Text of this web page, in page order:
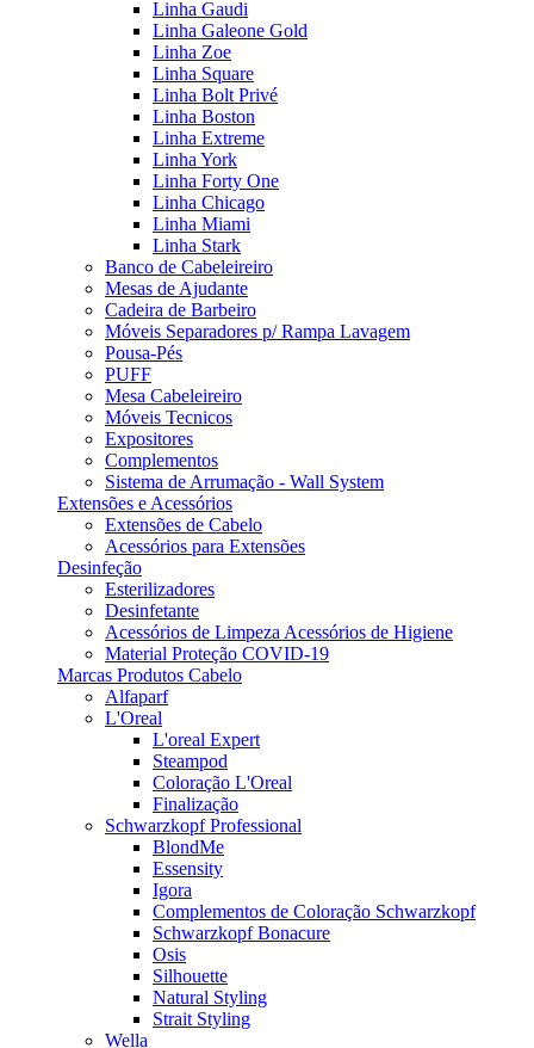
Linha Gaudi
Linha Galeone Gold
Linha Zoe
Linha Square
Linha Bolt Privé
Linha Boston
Linha Extreme
Linha York
Linha Forty One
Linha Chicago
Linha Miami
Linha Stark
Banco de Cabeleireiro
Mesas de Ajudante
Cadeira de Barbeiro
Móveis Separadores p/ Rampa Lavagem
Pousa-Pés
PUFF
Mesa Cabeleireiro
Móveis Tecnicos
Expositores
Complementos
Sistema de Arrumação - Wall System
Extensões e Acessórios
Extensões de Cabelo
Acessórios para Extensões
Desinfeção
Esterilizadores
Desinfetante
Acessórios de Limpeza Acessórios de Higiene
Material Proteção COVID-19
Marcas Produtos Cabelo
Alfaparf
L'Oreal
L'oreal Expert
Steampod
Coloração L'Oreal
Finalização
Schwarzkopf Professional
BlondMe
Essensity
Igora
Complementos de Coloração Schwarzkopf
Schwarzkopf Bonacure
Osis
Silhouette
Natural Styling
Strait Styling
Wella